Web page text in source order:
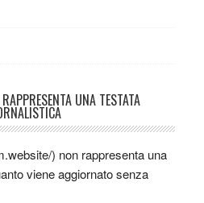
UNA TESTATA
) non rappresenta una
viene aggiornato senza